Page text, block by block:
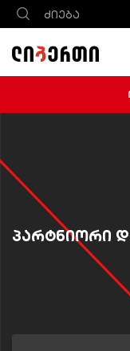
პარტნიორი